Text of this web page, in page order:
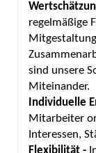
regelmäßige
sind unsere
Miteinander.
Individuelle
Mitarbeiter
Interessen,
Flexibilität -